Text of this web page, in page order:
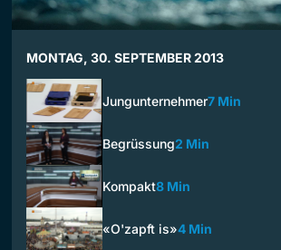
MONTAG, 30. SEPTEMBER 2013
Jungunternehmer7 Min
Begrüssung2 Min
Kompakt8 Min
«O'zapft is»4 Min